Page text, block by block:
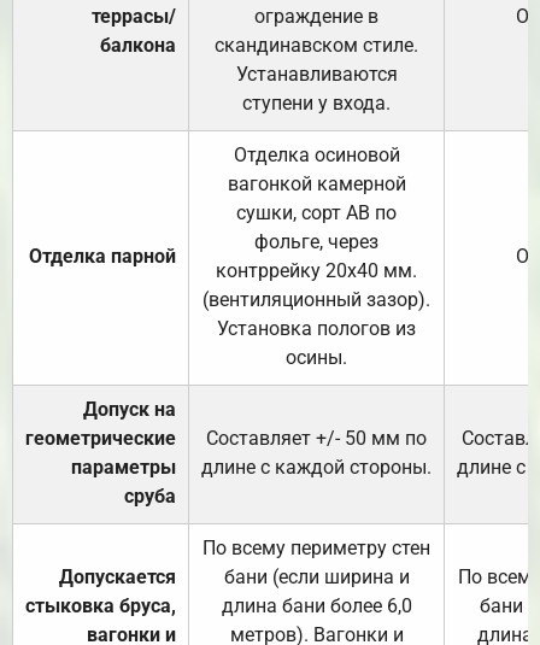
террасы/
балкона
ограждение в
скандинавском стиле.
Устанавливаются
ступени у входа.
Отделка парной
Отделка осиновой
вагонкой камерной
сушки, сорт АВ по
фольге, через
контррейку 20х40 мм.
(вентиляционный зазор).
Установка пологов из
осины.
Допуск на
геометрические
параметры
сруба
Составляет +/- 50 мм по
длине с каждой стороны.
длине с
Допускается
стыковка бруса,
вагонки и
По всему периметру стен
бани (если ширина и
длина бани более 6,0
метров). Вагонки и
По
бани
длина